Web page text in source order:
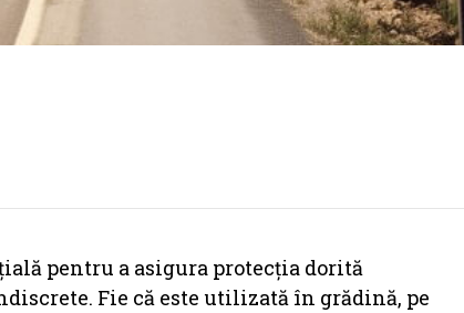
pentru a asigura protecția dorită
Fie că este utilizată în grădină, pe